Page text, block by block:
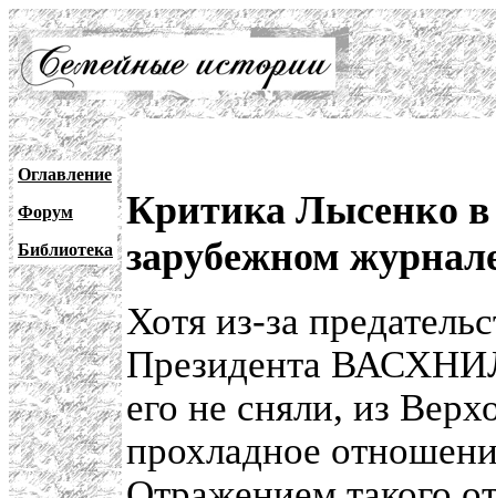
Оглавление
Форум
Библиотека
Критика Лысенко в
зарубежном
Хотя из-за
Президента
его не сняли, из
прохладное